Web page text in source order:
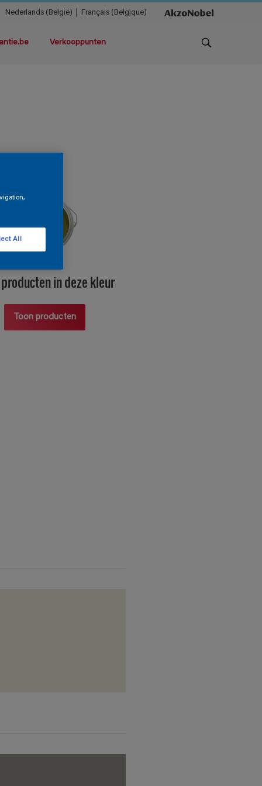
Nederlands (België) Français (Belgique)
Verkooppunten
in deze kleur
Toon producten
All